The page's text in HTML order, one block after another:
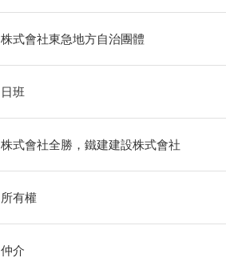
株式會社東急地方自治團體
日班
株式會社全勝，鐵建建設株式會社
所有權
仲介